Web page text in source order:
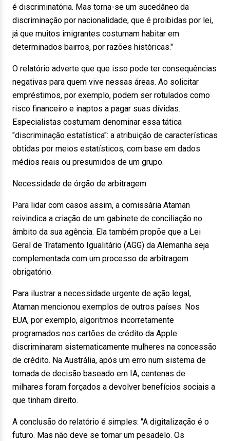
é discriminatória. Mas torna-se um sucedâneo da
discriminação por nacionalidade, que é proibidas por lei,
já que muitos imigrantes costumam habitar em
determinados bairros, por razões históricas."
O relatório adverte que que isso pode ter consequências
negativas para quem vive nessas áreas. Ao solicitar
empréstimos, por exemplo, podem ser rotulados como
risco financeiro e inaptos a pagar suas dívidas.
Especialistas costumam denominar essa tática
"discriminação estatística": a atribuição de características
obtidas por meios estatísticos, com base em dados
médios reais ou presumidos de um grupo.
Necessidade de órgão de arbitragem
Para lidar com casos assim, a comissária Ataman
reivindica a criação de um gabinete de conciliação no
âmbito da sua agência. Ela também propõe que a Lei
Geral de Tratamento Igualitário (AGG) da Alemanha seja
complementada com um processo de arbitragem
obrigatório.
Para ilustrar a necessidade urgente de ação legal,
Ataman mencionou exemplos de outros países. Nos
EUA, por exemplo, algoritmos incorretamente
programados nos cartões de crédito da Apple
discriminaram sistematicamente mulheres na concessão
de crédito. Na Austrália, após um erro num sistema de
tomada de decisão baseado em IA, centenas de
milhares foram forçados a devolver benefícios sociais a
que tinham direito.
A conclusão do relatório é simples: "A digitalização é o
futuro. Mas não deve se tornar um pesadelo. Os